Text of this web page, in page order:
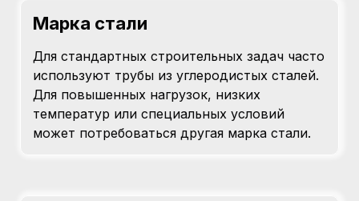
Марка стали
Для стандартных строительных задач часто
используют трубы из углеродистых сталей.
Для повышенных нагрузок, низких
температур или специальных условий
может потребоваться другая марка стали.